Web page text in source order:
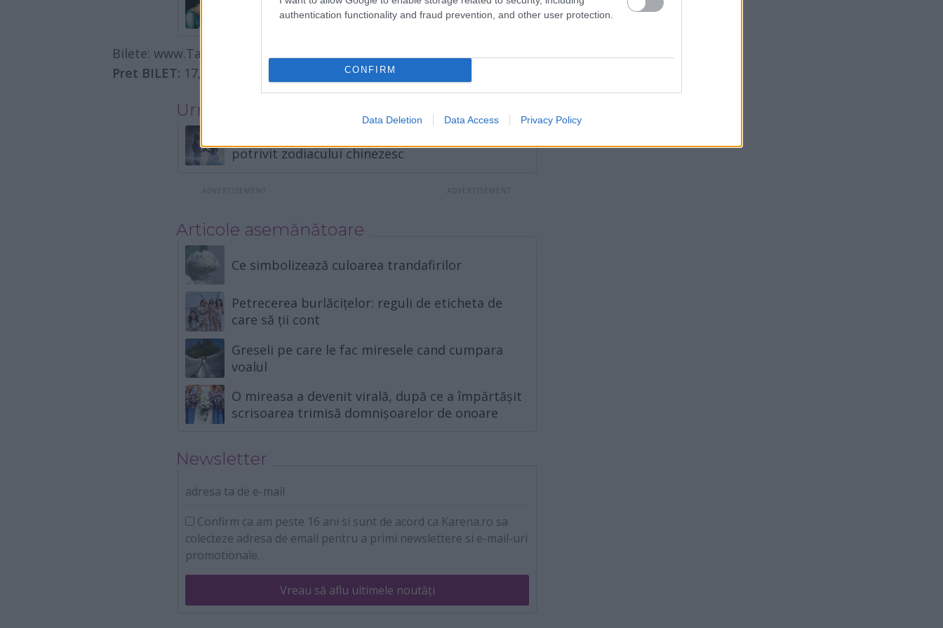
authentication functionality and fraud prevention, and other user protection.
CONFIRM
Data Deletion Data Access Privacy Policy
Bilete: www.TargulGhidulMiresei.ro/bilete.php
Pret BILET: 17,5 lei (valabil o singura intrare)
Urmatorul articol
potrivit zodiacului chinezesc
Articole asemănătoare
Ce simbolizează culoarea trandafirilor
Petrecerea burlăcițelor: reguli de eticheta de
care să ții cont
Greseli pe care le fac miresele cand cumpara
voalul
O mireasa a devenit virală, după ce a împărtășit
scrisoarea trimisă domnișoarelor de onoare
Newsletter
adresa ta de e-mail
Confirm ca am peste 16 ani si sunt de acord ca Karena.ro sa
colecteze adresa de email pentru a primi newslettere si e-mail-uri
promotionale.
Vreau să aflu ultimele noutăți